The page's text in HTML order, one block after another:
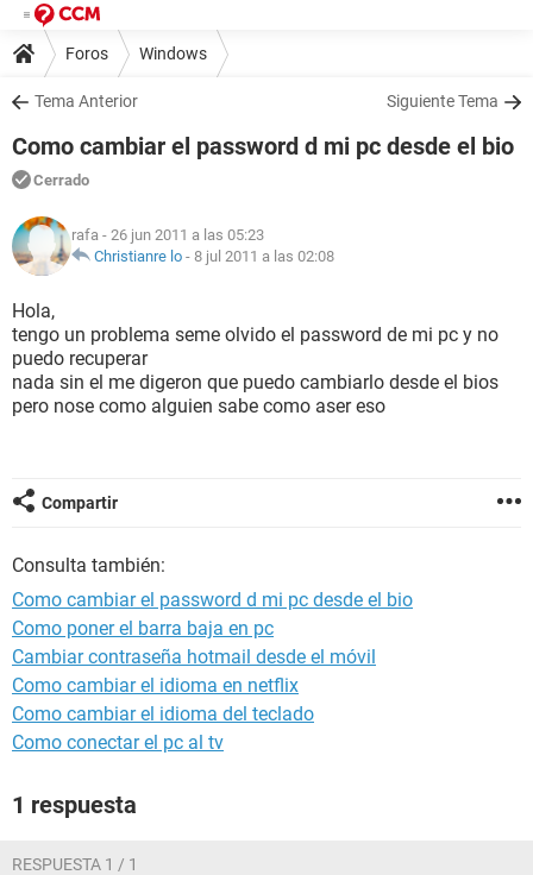
Foros Windows
Tema Anterior Siguiente Tema
Como cambiar el password d mi pc desde el bio
Cerrado
rafa - 26 jun 2011 a las 05:23
Christianre lo - 8 jul 2011 a las 02:08
Hola,
tengo un problema seme olvido el password de mi pc y no
puedo recuperar
nada sin el me digeron que puedo cambiarlo desde el bios
pero nose como alguien sabe como aser eso
Compartir
Consulta también:
Como cambiar el password d mi pc desde el bio
Como poner el barra baja en pc
Cambiar contraseña hotmail desde el móvil
Como cambiar el idioma en netflix
Como cambiar el idioma del teclado
Como conectar el pc al tv
1 respuesta
RESPUESTA 1 / 1